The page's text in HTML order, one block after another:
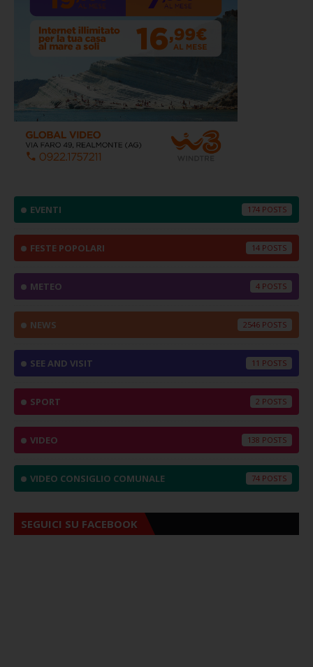
EVENTI 174
FESTE POPOLARI 14
METEO 4
NEWS 2546
SEE AND VISIT 11
SPORT 2
VIDEO 138
VIDEO CONSIGLIO COMUNALE 74
SEGUICI SU FACEBOOK